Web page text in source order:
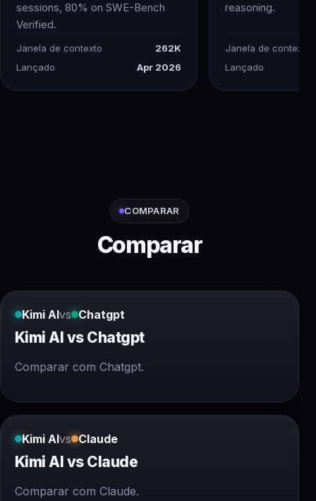
sessions, 80% on SWE-Bench
Verified.
Janela de contexto
262K
Lançado
Apr 2026
reasoning.
Janela de contexto
Lançado
COMPARAR
Comparar
Kimi AIvs Chatgpt
Kimi AI vs Chatgpt
Comparar com Chatgpt.
Kimi AIvs Claude
Kimi AI vs Claude
Comparar com Claude.